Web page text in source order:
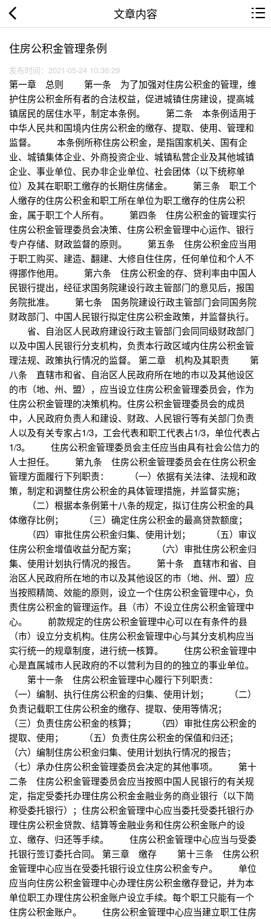
文章内容
住房公积金管理条例
发布时间：2021-05-24 10:36:29
第一章 总则 第一条 为了加强对住房公积金的管理，维
护住房公积金所有者的合法权益，促进城镇住房建设，提高城
镇居民的居住水平，制定本条例。 第二条 本条例适用于
中华人民共和国境内住房公积金的缴存、提取、使用、管理和
监督。 本条例所称住房公积金，是指国家机关、国有企
业、城镇集体企业、外商投资企业、城镇私营企业及其他城镇
企业、事业单位、民办非企业单位、社会团体（以下统称单
位）及其在职职工缴存的长期住房储金。 第三条 职工个
人缴存的住房公积金和职工所在单位为职工缴存的住房公积
金，属于职工个人所有。 第四条 住房公积金的管理实行
住房公积金管理委员会决策、住房公积金管理中心运作、银行
专户存储、财政监督的原则。 第五条 住房公积金应当用
于职工购买、建造、翻建、大修自住住房，任何单位和个人不
得挪作他用。 第六条 住房公积金的存、贷利率由中国人
民银行提出，经征求国务院建设行政主管部门的意见后，报国
务院批准。 第七条 国务院建设行政主管部门会同国务院
财政部门、中国人民银行拟定住房公积金政策，并监督执行。
省、自治区人民政府建设行政主管部门会同同级财政部门
以及中国人民银行分支机构，负责本行政区域内住房公积金管
理法规、政策执行情况的监督。 第二章 机构及其职责 第
八条 直辖市和省、自治区人民政府所在地的市以及其他设区
的市（地、州、盟），应当设立住房公积金管理委员会，作为
住房公积金管理的决策机构。住房公积金管理委员会的成员
中，人民政府负责人和建设、财政、人民银行等有关部门负责
人以及有关专家占1/3，工会代表和职工代表占1/3，单位代表占
1/3。 住房公积金管理委员会主任应当由具有社会公信力的
人士担任。 第九条 住房公积金管理委员会在住房公积金
管理方面履行下列职责： （一）依据有关法律、法规和政
策，制定和调整住房公积金的具体管理措施，并监督实施；
（二）根据本条例第十八条的规定，拟订住房公积金的具
体缴存比例； （三）确定住房公积金的最高贷款额度；
（四）审批住房公积金归集、使用计划； （五）审议
住房公积金增值收益分配方案； （六）审批住房公积金归
集、使用计划执行情况的报告。 第十条 直辖市和省、自
治区人民政府所在地的市以及其他设区的市（地、州、盟）应
当按照精简、效能的原则，设立一个住房公积金管理中心，负
责住房公积金的管理运作。县（市）不设立住房公积金管理中
心。 前款规定的住房公积金管理中心可以在有条件的县
（市）设立分支机构。住房公积金管理中心与其分支机构应当
实行统一的规章制度，进行统一核算。 住房公积金管理中
心是直属城市人民政府的不以营利为目的的独立的事业单位。
第十一条 住房公积金管理中心履行下列职责：
（一）编制、执行住房公积金的归集、使用计划； （二）
负责记载职工住房公积金的缴存、提取、使用等情况；
（三）负责住房公积金的核算； （四）审批住房公积金的
提取、使用； （五）负责住房公积金的保值和归还；
（六）编制住房公积金归集、使用计划执行情况的报告；
（七）承办住房公积金管理委员会决定的其他事项。 第十
二条 住房公积金管理委员会应当按照中国人民银行的有关规
定，指定受委托办理住房公积金金融业务的商业银行（以下简
称受委托银行）；住房公积金管理中心应当委托受委托银行办
理住房公积金贷款、结算等金融业务和住房公积金账户的设
立、缴存、归还等手续。 住房公积金管理中心应当与受委
托银行签订委托合同。 第三章 缴存 第十三条 住房公积
金管理中心应当在受委托银行设立住房公积金专户。 单位
应当向住房公积金管理中心办理住房公积金缴存登记，并为本
单位职工办理住房公积金账户设立手续。每个职工只能有一个
住房公积金账户。 住房公积金管理中心应当建立职工住房